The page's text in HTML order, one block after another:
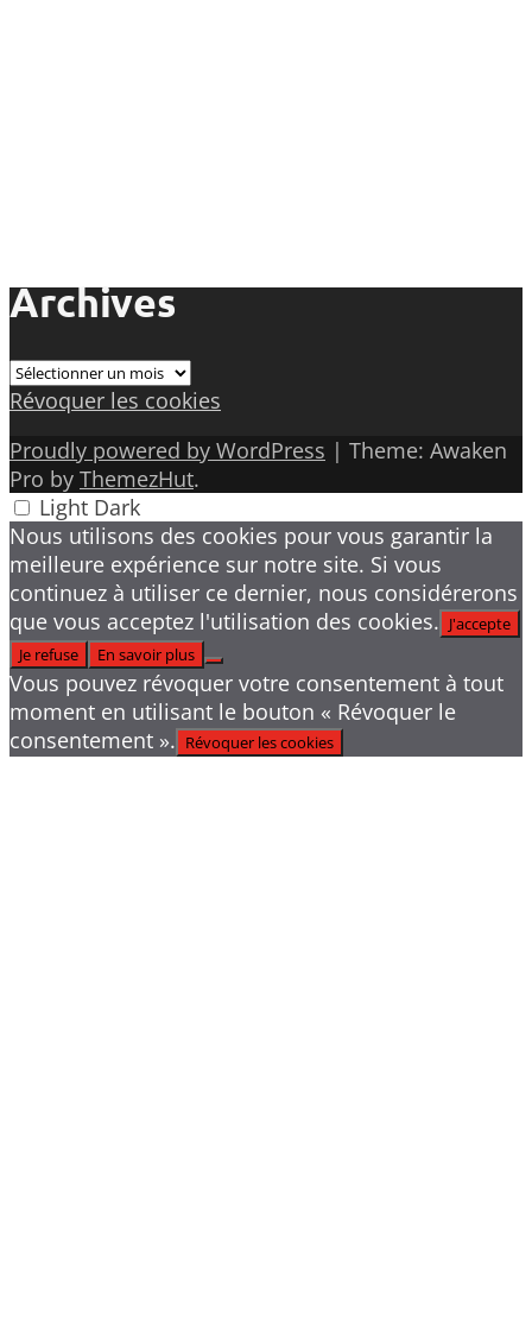
Archives
Archives
Révoquer les cookies
Proudly powered by WordPress | Theme: Awaken
Pro by ThemezHut.
Light Dark
Nous utilisons des cookies pour vous garantir la
meilleure expérience sur notre site. Si vous
continuez à utiliser ce dernier, nous considérerons
que vous acceptez l'utilisation des cookies. J'accepte
Je refuse
En savoir plus
Vous pouvez révoquer votre consentement à tout
moment en utilisant le bouton « Révoquer le
consentement ». Révoquer les cookies